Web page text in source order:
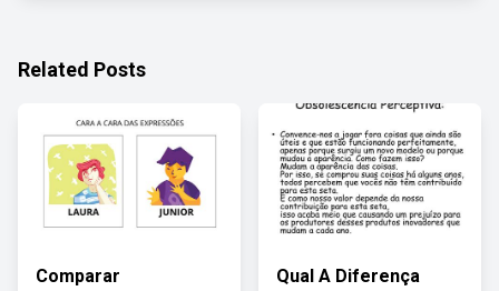
Related Posts
Comparar
Qual A Diferença